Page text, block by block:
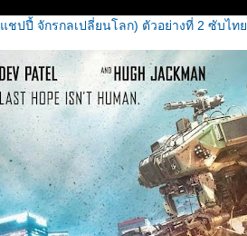
แชปปี้ จักรกลเปลี่ยนโลก) ตัวอย่างที่ 2 ซับไท